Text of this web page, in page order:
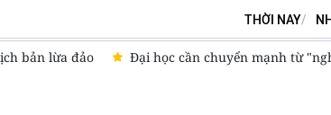
THỜI NAY
bản lừa đảo Đại học cần chuyển mạnh từ